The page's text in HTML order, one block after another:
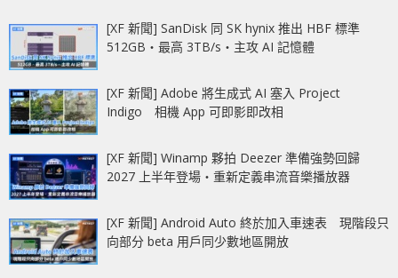
[XF 新聞] SanDisk 同 SK hynix 推出 HBF 標準
512GB‧最高 3TB/s‧主攻 AI 記憶體
[XF 新聞] Adobe 將生成式 AI 塞入 Project
Indigo 相機 App 可即影即改相
[XF 新聞] Winamp 夥拍 Deezer 準備強勢回歸
2027 上半年登場‧重新定義串流音樂播放器
[XF 新聞] Android Auto 終於加入車速表 現階段只
向部分 beta 用戶同少數地區開放